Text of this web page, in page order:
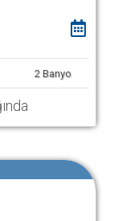
2 Banyo